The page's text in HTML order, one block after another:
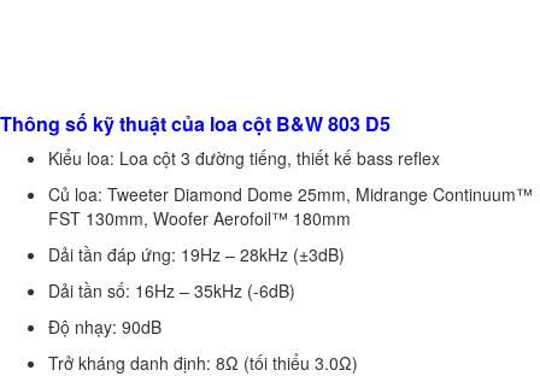
Thông số kỹ thuật của loa cột B&W 803 D5
Kiểu loa: Loa cột 3 đường tiếng, thiết kế bass reflex
Củ loa: Tweeter Diamond Dome 25mm, Midrange Continuum™
FST 130mm, Woofer Aerofoil™ 180mm
Dải tần đáp ứng: 19Hz – 28kHz (±3dB)
Dải tần số: 16Hz – 35kHz (-6dB)
Độ nhạy: 90dB
Trở kháng danh định: 8Ω (tối thiểu 3.0Ω)